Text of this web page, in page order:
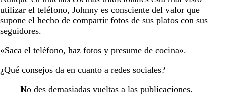
utilizar el teléfono, Johnny es consciente del valor que
supone el hecho de compartir fotos de sus platos con sus
seguidores.
«Saca el teléfono, haz fotos y presume de cocina».
¿Qué consejos da en cuanto a redes sociales?
No des demasiadas vueltas a las publicaciones.